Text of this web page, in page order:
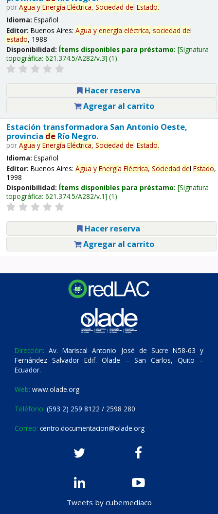
por Agua y Energía Eléctrica, Sociedad del Estado.
Idioma: Español
Editor: Buenos Aires: Agua y energía eléctrica, sociedad del
estado, 1988
Disponibilidad: Ítems disponibles para préstamo: Signatura
topográfica: 621.374.5/A282/v.3 (1).
Hacer reserva
Agregar al carrito
Estación transformadora San Antonio Oeste,
provincia deRío Negro.
por Agua y Energía Eléctrica, Sociedad del Estado.
Idioma: Español
Editor: Buenos Aires: Agua y Energía Eléctrica, Sociedad del Estado,
1998
Disponibilidad: Ítems disponibles para préstamo: Signatura
topográfica: 621.374.5/A282/v.1 (1).
Hacer reserva
Agregar al carrito
Dirección: Av. Mariscal Antonio José de Sucre N58-63 y
Fernández Salvador Edif. Olade – San Carlos, Quito –
Ecuador.
Web: www.olade.org
Teléfono: (593 2) 259 8122 / 2598 280
Correo: centro.documentacion@olade.org
Tweets by cubemediaco